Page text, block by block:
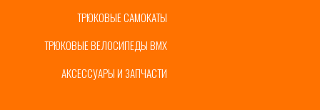
АКСЕССУАРЫ И ЗАПЧАСТИ
ТРЮКОВЫЕ ВЕЛОСИПЕДЫ BMX
ТРЮКОВЫЕ САМОКАТЫ